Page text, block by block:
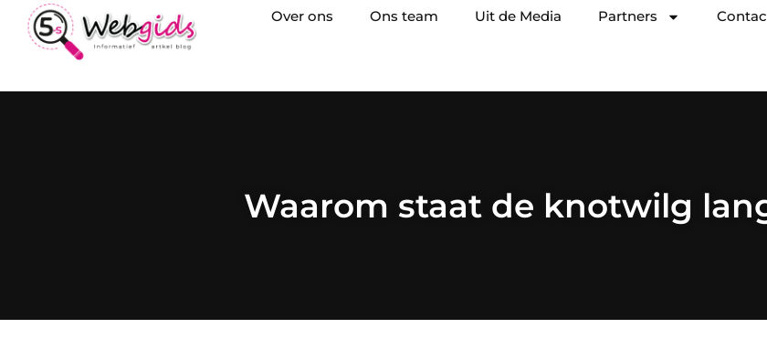
Over ons Ons team Uit de Media Partners
Waarom staat de knotwilg